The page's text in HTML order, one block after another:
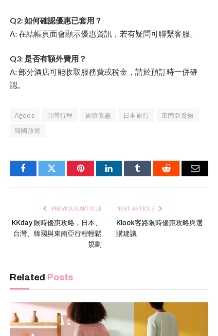
Q2: 如何確認優惠已套用？
A: 在結帳頁面會顯示優惠資訊，若有疑問可聯繫客服。
Q3: 是否有額外費用？
A: 部分酒店可能收取服務費或稅金，請於預訂時一併確
認。
Agoda 台灣行程 旅遊優惠 日本旅行
東南亞度假
韓國旅遊
FacebookTwitter PinterestLinkedInTumblr Reddit Email
PREVIOUS ARTICLE
KKday 限時優惠攻略，日本、
台灣、韓國與東南亞行程輕鬆
規劃
NEXT ARTICLE
Klook客路限時優惠攻略與選
購建議
Related Posts